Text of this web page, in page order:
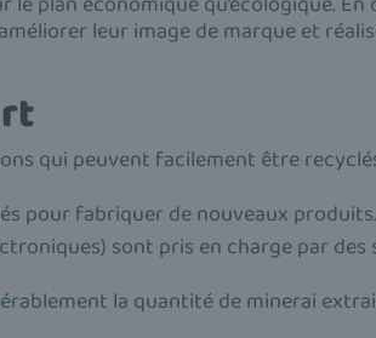
leur image de marque et
qui peuvent facilement être
pour fabriquer de nouveaux produits.
sont pris en charge par
la quantité de minerai